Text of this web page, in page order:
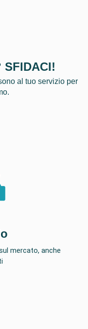
al tuo servizio per
mercato, anche